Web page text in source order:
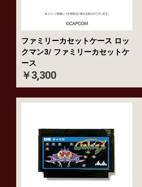
ファミリーカセットケース ロッ
クマン3/ ファミリーカセットケ
ース
￥3,300